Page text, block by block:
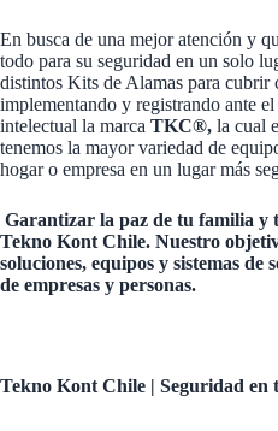
En busca de una mejor atención y
todo para su seguridad en un solo
distintos Kits de Alamas para cubrir
implementando y registrando ante
intelectual la marca TKC®, la cual
tenemos la mayor variedad de
hogar o empresa en un lugar más
Garantizar la paz de tu familia y
Tekno Kont Chile. Nuestro
soluciones, equipos y sistemas
de empresas y personas.
Tekno Kont Chile | Seguridad en